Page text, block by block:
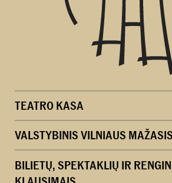
TEATRO KASA
VALSTYBINIS VILNIAUS
BILIETŲ, SPEKTAKLIŲ IR